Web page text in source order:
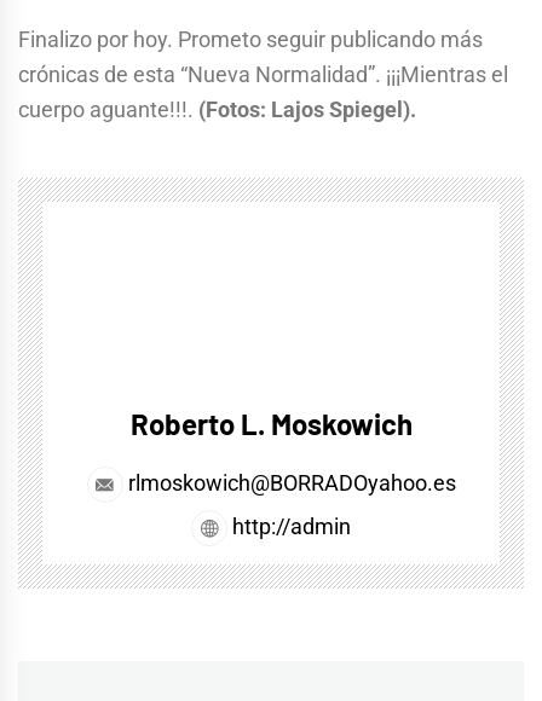
Finalizo por hoy. Prometo seguir publicando más
crónicas de esta “Nueva Normalidad”. ¡¡¡Mientras el
cuerpo aguante!!!. (Fotos: Lajos Spiegel).
Roberto L. Moskowich
rlmoskowich@BORRADOyahoo.es
http://admin